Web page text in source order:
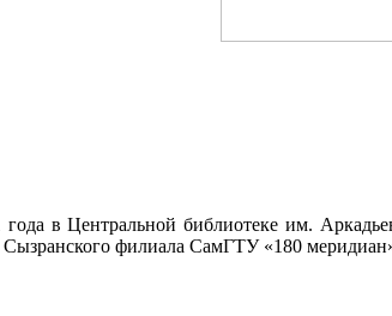
года в Центральной библиотеке им.
Сызранского филиала СамГТУ «180